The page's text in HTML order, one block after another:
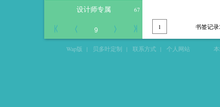
设计师专属 67
1 书签记
Wap版 | 贝多叶定制 | 联系方式 | 个人网站 本站